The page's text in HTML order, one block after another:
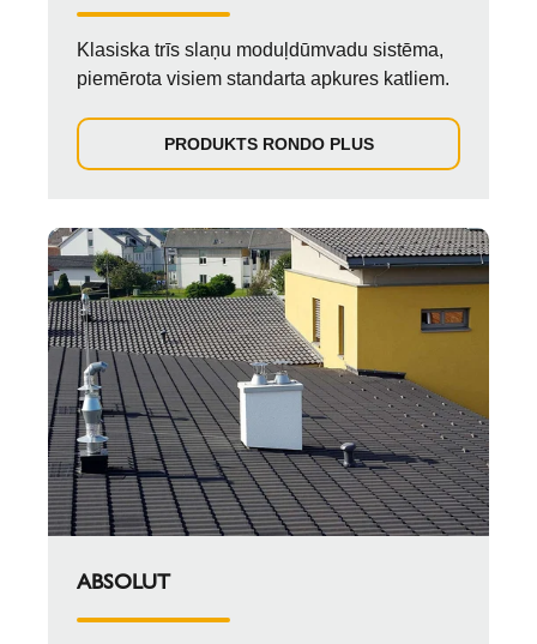
Klasiska trīs slaņu moduļdūmvadu sistēma,
piemērota visiem standarta apkures katliem.
PRODUKTS RONDO PLUS
ABSOLUT